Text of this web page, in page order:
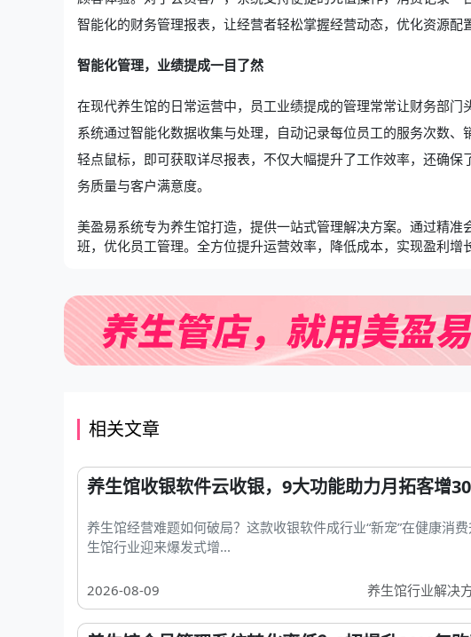
智能化的财务管理报表，让经营者轻松掌握经营动态，优化资源配
智能化管理，业绩提成一目了然
在现代养生馆的日常运营中，员工业绩提成的管理常常让财务部门
系统通过智能化数据收集与处理，自动记录每位员工的服务次数
轻点鼠标，即可获取详尽报表，不仅大幅提升了工作效率，还确
务质量与客户满意度。
美盈易系统专为养生馆打造，提供一站式管理解决方案。通过精
班，优化员工管理。全方位提升运营效率，降低成本，实现盈利增
相关文章
养生馆收银软件云收银，9大功能助力月拓客增
养生馆经营难题如何破局？这款收银软件成行业“新宠”在健康消
生馆行业迎来爆发式增...
2026-08-09 养生馆行业解决